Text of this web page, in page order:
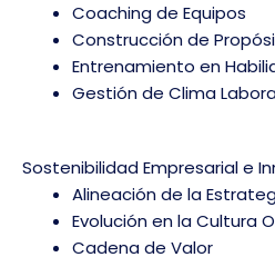
Coaching de Equipos
Construcción de
Entrenamiento en
Gestión de Clima
Sostenibilidad Empresarial e
Alineación de la
Evolución en la Cultura
Cadena de Valor